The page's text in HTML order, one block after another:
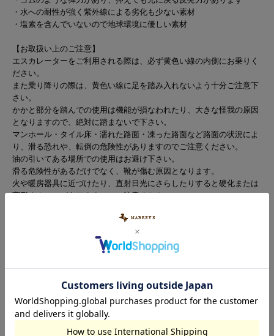
・水への耐性が強く紫外線による劣化も少ない素材
・塩素を含んでいないので地球環境に優しい素材
【お取扱い上のご注意】
エスカレーターをご利用される際は、必ず黄色い線の内側にお乗りく
ださい。
また乗り降りの際は、黄色い線に足を踏み入れないよう十分ご注意下
さい。
かかと部分を踏んでの使用は機能が損なわれたり、大きな怪我の原因
となりますので、絶対に踏まないで下さい。
マンホール・タイル床・濡れた路面・凍った路面など路面の状況によ
り、滑る恐れや、転倒の危険性がありますのでご注意ください。
油の引いてある場所での使用はお避け下さい。
滑る危険性があるだけでなく、靴が傷む原因となります。
火や暖房器具に近づけたり、直射日光にさらしたりすると硬化または
変形することがありますのでご注意ください。
発汗等によりかゆみ・かぶれを感じた際は直ちにご使用をおやめくだ
※カラーバリエーションの平置き画像が実際に近いお色味になっておりま
す。
る場合がございます。
※0121541003